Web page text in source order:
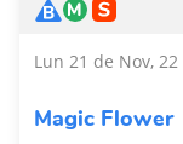
Lun 21 de Nov, 22
Magic Flower